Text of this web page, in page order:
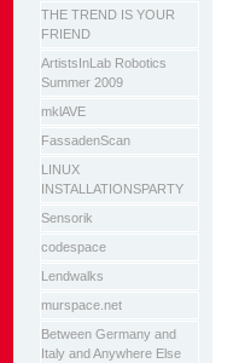
THE TREND IS YOUR
FRIEND
ArtistsInLab Robotics
Summer 2009
mklAVE
FassadenScan
LINUX
INSTALLATIONSPARTY
Sensorik
codespace
Lendwalks
murspace.net
Between Germany and
Italy and Anywhere Else